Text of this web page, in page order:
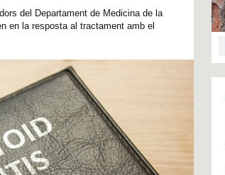
del Departament de Medicina de la
en la resposta al tractament amb el